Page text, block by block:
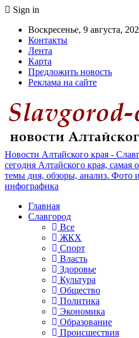
Sign in
Воскресенье, 9 августа,
Контакты
Лента
Карта
Предложить новость
Реклама на сайте
Новости Алтайского края -
сегодня Алтайского края, самая
темы дня, обзоры, анализ. Фото
инфографика
Главная
Славгород
Все
ЖКХ
Спорт
Власть
Здоровье
Культура
Общество
Политика
Экономика
Образование
Происшествия